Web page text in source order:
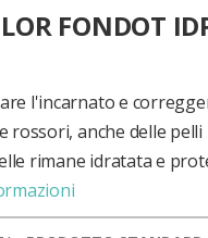
FONDOT
l'incarnato e
rossori, anche delle pelli
rimane idratata e